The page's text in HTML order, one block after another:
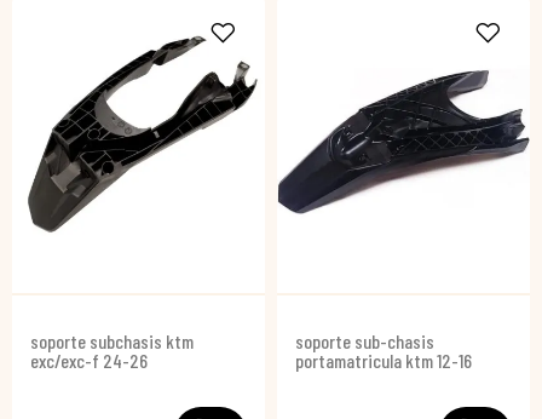
soporte subchasis ktm
exc/exc-f 24-26
soporte sub-chasis
portamatricula ktm 12-16